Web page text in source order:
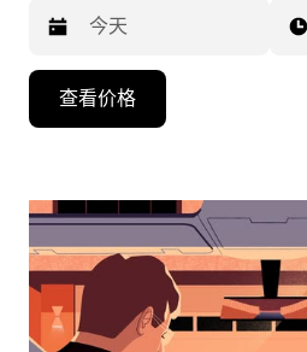
向
头
浏
查看价格